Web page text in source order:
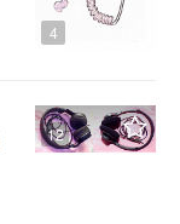
4
12